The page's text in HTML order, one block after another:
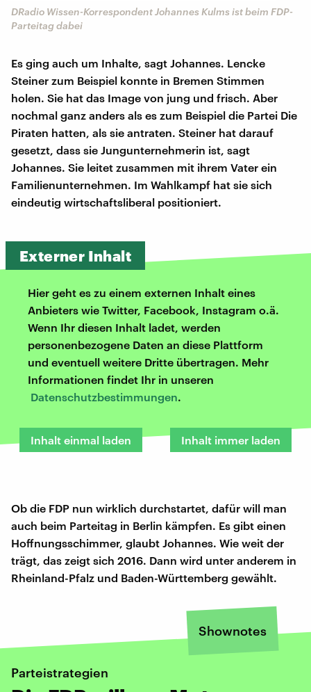
DRadio Wissen-Korrespondent Johannes Kulms ist beim FDP-
Parteitag dabei
Es ging auch um Inhalte, sagt Johannes. Lencke
Steiner zum Beispiel konnte in Bremen Stimmen
holen. Sie hat das Image von jung und frisch. Aber
nochmal ganz anders als es zum Beispiel die Partei Die
Piraten hatten, als sie antraten. Steiner hat darauf
gesetzt, dass sie Jungunternehmerin ist, sagt
Johannes. Sie leitet zusammen mit ihrem Vater ein
Familienunternehmen. Im Wahlkampf hat sie sich
eindeutig wirtschaftsliberal positioniert.
Externer Inhalt
Hier geht es zu einem externen Inhalt eines
Anbieters wie Twitter, Facebook, Instagram o.ä.
Wenn Ihr diesen Inhalt ladet, werden
personenbezogene Daten an diese Plattform
und eventuell weitere Dritte übertragen. Mehr
Informationen findet Ihr in unseren
Datenschutzbestimmungen.
Inhalt einmal laden Inhalt immer laden
Ob die FDP nun wirklich durchstartet, dafür will man
auch beim Parteitag in Berlin kämpfen. Es gibt einen
Hoffnungsschimmer, glaubt Johannes. Wie weit der
trägt, das zeigt sich 2016. Dann wird unter anderem in
Rheinland-Pfalz und Baden-Württemberg gewählt.
Shownotes
Parteistrategien